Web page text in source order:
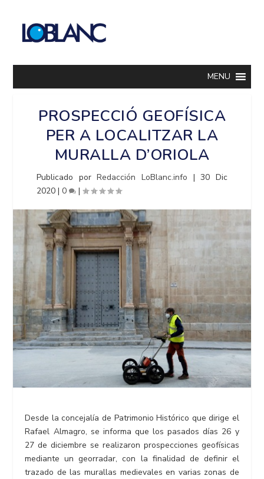
MENU
PROSPECCIÓ GEOFÍSICA
PER A LOCALITZAR LA
MURALLA D’ORIOLA
Publicado porRedacción LoBlanc.info |30 Dic
2020 |0 |
Desde la concejalía de Patrimonio Histórico que dirige el
Rafael Almagro, se informa que los pasados días 26 y
27 de diciembre se realizaron prospecciones geofísicas
mediante un georradar, con la finalidad de definir el
trazado de las murallas medievales en varias zonas de